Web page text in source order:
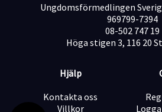
Ungdomsförmedlingen
969799-7394
08-502 747 19
Höga stigen 3, 116 20
Hjälp
Kontakta oss
Villkor